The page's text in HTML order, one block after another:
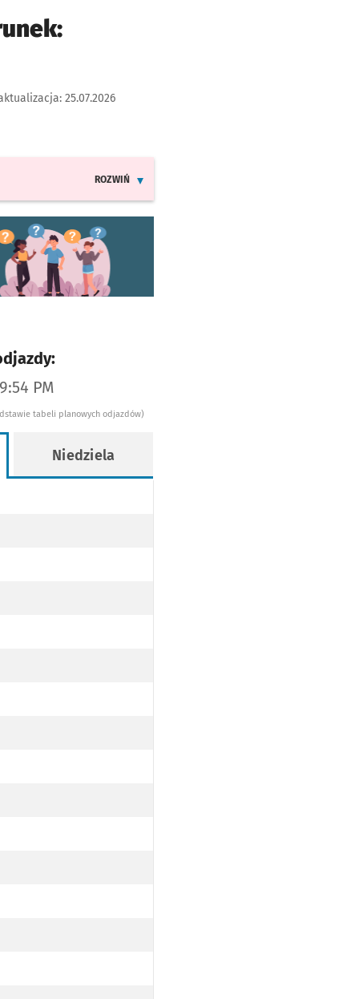
25.07.2026
ROZWIŃ
się w nowej karcie
PM
tabeli planowych odjazdów)
Niedziela